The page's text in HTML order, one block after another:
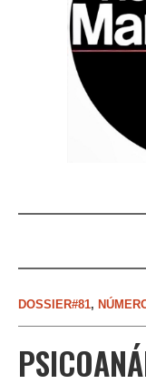
DOSSIER#81,